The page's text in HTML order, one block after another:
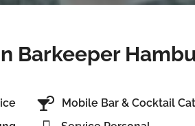
Barkeeper
Mobile Bar & Cocktail